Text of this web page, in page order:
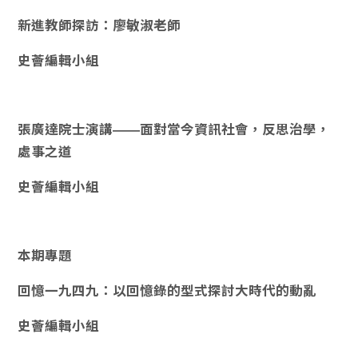
新進教師探訪：廖敏淑老師
史薈編輯小組
張廣達院士演講——面對當今資訊社會，反思治學，
處事之道
史薈編輯小組
本期專題
回憶一九四九：以回憶錄的型式探討大時代的動亂
史薈編輯小組